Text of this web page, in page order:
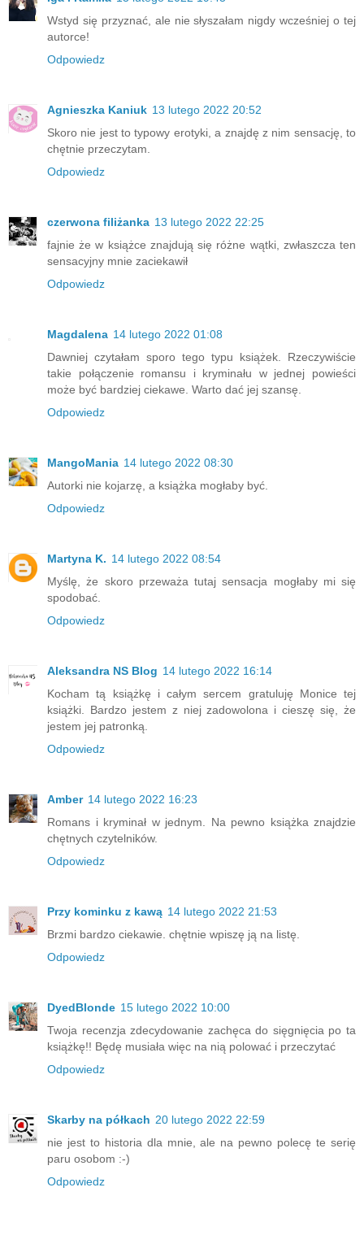
Wstyd się przyznać, ale nie słyszałam nigdy wcześniej o tej
autorce!
Odpowiedz
Agnieszka Kaniuk 13 lutego 2022 20:52
Skoro nie jest to typowy erotyki, a znajdę z nim sensację, to
chętnie przeczytam.
Odpowiedz
czerwona filiżanka 13 lutego 2022 22:25
fajnie że w książce znajdują się różne wątki, zwłaszcza ten
sensacyjny mnie zaciekawił
Odpowiedz
Magdalena 14 lutego 2022 01:08
Dawniej czytałam sporo tego typu książek. Rzeczywiście
takie połączenie romansu i kryminału w jednej powieści
może być bardziej ciekawe. Warto dać jej szansę.
Odpowiedz
MangoMania 14 lutego 2022 08:30
Autorki nie kojarzę, a książka mogłaby być.
Odpowiedz
Martyna K. 14 lutego 2022 08:54
Myślę, że skoro przeważa tutaj sensacja mogłaby mi się
spodobać.
Odpowiedz
Aleksandra NS Blog 14 lutego 2022 16:14
Kocham tą książkę i całym sercem gratuluję Monice tej
książki. Bardzo jestem z niej zadowolona i cieszę się, że
jestem jej patronką.
Odpowiedz
Amber 14 lutego 2022 16:23
Romans i kryminał w jednym. Na pewno książka znajdzie
chętnych czytelników.
Odpowiedz
Przy kominku z kawą 14 lutego 2022 21:53
Brzmi bardzo ciekawie. chętnie wpiszę ją na listę.
Odpowiedz
DyedBlonde 15 lutego 2022 10:00
Twoja recenzja zdecydowanie zachęca do sięgnięcia po ta
książkę!! Będę musiała więc na nią polować i przeczytać
Odpowiedz
Skarby na półkach 20 lutego 2022 22:59
nie jest to historia dla mnie, ale na pewno polecę te serię
paru osobom :-)
Odpowiedz